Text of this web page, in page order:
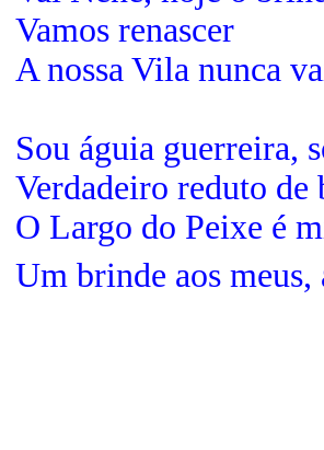
Vamos renascer
A nossa Vila nunca
Sou águia guerreira,
Verdadeiro reduto de
O Largo do Peixe é
Um brinde aos